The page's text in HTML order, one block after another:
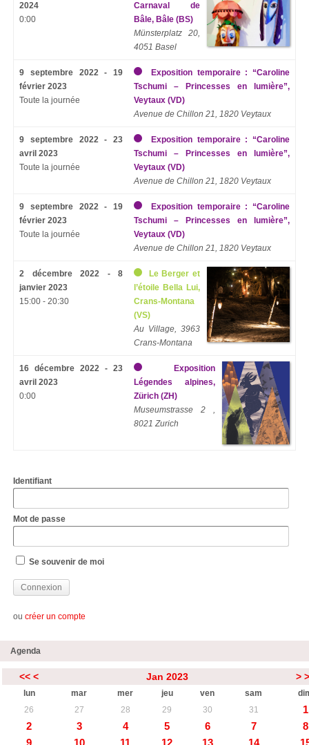
2024
0:00
Carnaval de
Bâle, Bâle (BS)
Münsterplatz 20,
4051 Basel
9 septembre 2022 - 19
février 2023
Toute la journée
Exposition temporaire : “Caroline
Tschumi – Princesses en lumière”,
Veytaux (VD)
Avenue de Chillon 21, 1820 Veytaux
9 septembre 2022 - 23
avril 2023
Toute la journée
Exposition temporaire : “Caroline
Tschumi – Princesses en lumière”,
Veytaux (VD)
Avenue de Chillon 21, 1820 Veytaux
9 septembre 2022 - 19
février 2023
Toute la journée
Exposition temporaire : “Caroline
Tschumi – Princesses en lumière”,
Veytaux (VD)
Avenue de Chillon 21, 1820 Veytaux
2 décembre 2022 - 8
janvier 2023
15:00 - 20:30
Le Berger et
l’étoile Bella Lui,
Crans-Montana
(VS)
Au Village, 3963
Crans-Montana
16 décembre 2022 - 23
avril 2023
0:00
Exposition
Légendes alpines,
Zürich (ZH)
Museumstrasse 2 ,
8021 Zurich
Identifiant
Mot de passe
Se souvenir de moi
ou créer un compte
Agenda
<< < Jan 2023 >
lun mar mer jeu ven sam
26
27 28 29 30 31
1
2
3 4 5 6 7
8
9
10 11 12 13 14